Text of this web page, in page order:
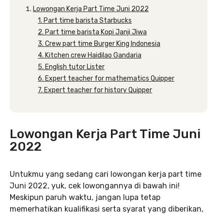
Lowongan Kerja Part Time Juni 2022
1. Part time barista Starbucks
2. Part time barista Kopi Janji Jiwa
3. Crew part time Burger King Indonesia
4. Kitchen crew Haidilao Gandaria
5. English tutor Lister
6. Expert teacher for mathematics Quipper
7. Expert teacher for history Quipper
Lowongan Kerja Part Time Juni
2022
Untukmu yang sedang cari lowongan kerja part time
Juni 2022, yuk, cek lowongannya di bawah ini!
Meskipun paruh waktu, jangan lupa tetap
memerhatikan kualifikasi serta syarat yang diberikan,